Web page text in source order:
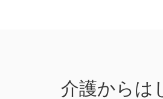
介護からは